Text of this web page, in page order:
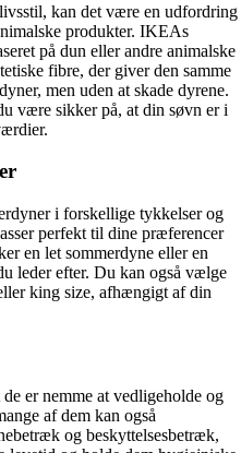
kan det være en udfordring
produkter. IKEAs
på dun eller andre animalske
fibre, der giver den samme
men uden at skade dyrene.
være sikker på, at din søvn er i
i forskellige tykkelser og
perfekt til dine præferencer
en let sommerdyne eller en
leder efter. Du kan også vælge
king size, afhængigt af din
er nemme at vedligeholde og
af dem kan også
og beskyttelsesbetræk,